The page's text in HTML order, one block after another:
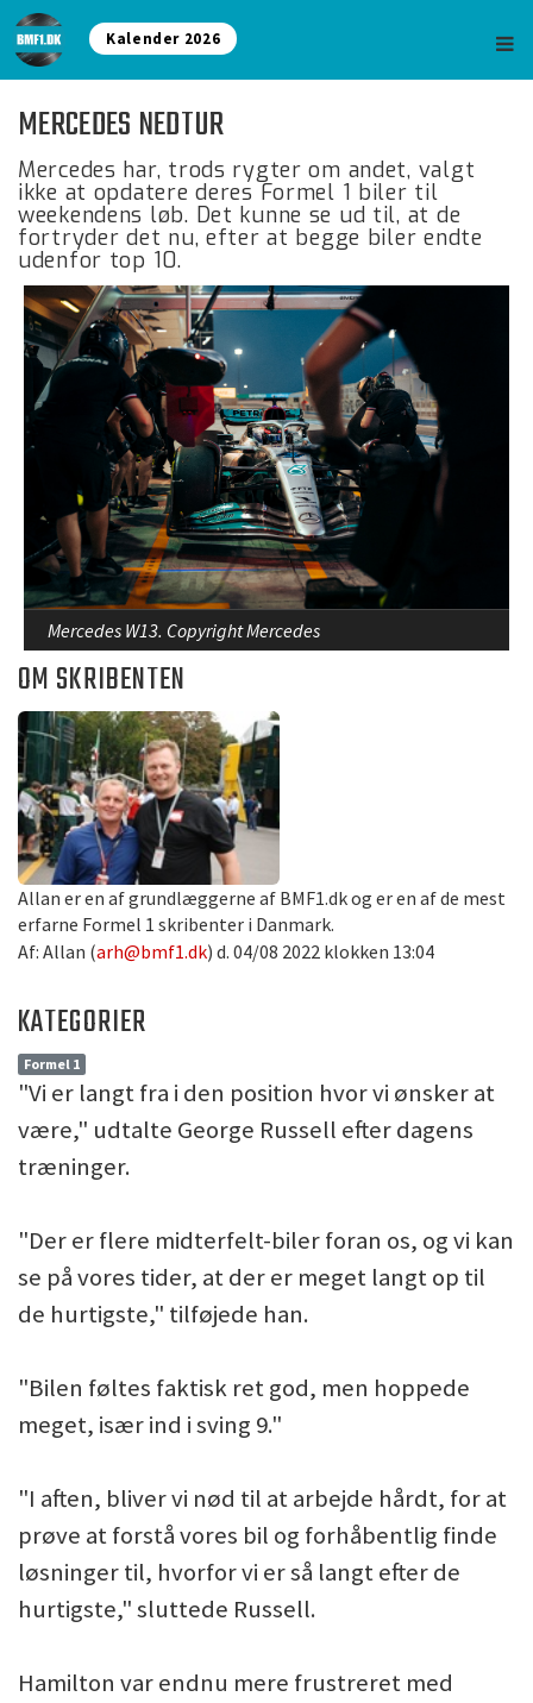
Kalender 2026
MERCEDES NEDTUR
Mercedes har, trods rygter om andet, valgt
ikke at opdatere deres Formel 1 biler til
weekendens løb. Det kunne se ud til, at de
fortryder det nu, efter at begge biler endte
udenfor top 10.
Mercedes W13. Copyright Mercedes
OM SKRIBENTEN
Allan er en af grundlæggerne af BMF1.dk og er en af de mest
erfarne Formel 1 skribenter i Danmark.
Af: Allan (arh@bmf1.dk) d. 04/08 2022 klokken 13:04
KATEGORIER
Formel 1
"Vi er langt fra i den position hvor vi ønsker at
være," udtalte George Russell efter dagens
træninger.
"Der er flere midterfelt-biler foran os, og vi kan
se på vores tider, at der er meget langt op til
de hurtigste," tilføjede han.
"Bilen føltes faktisk ret god, men hoppede
meget, især ind i sving 9."
"I aften, bliver vi nød til at arbejde hårdt, for at
prøve at forstå vores bil og forhåbentlig finde
løsninger til, hvorfor vi er så langt efter de
hurtigste," sluttede Russell.
Hamilton var endnu mere frustreret med